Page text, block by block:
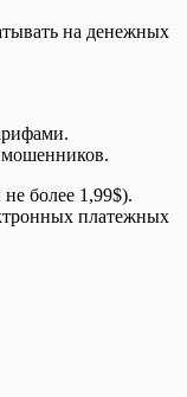
на денежных
мошенников.
более 1,99$).
платежных